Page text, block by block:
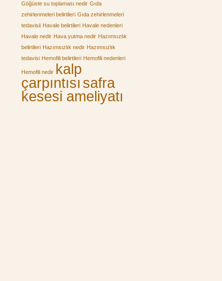
Göğüste su toplaması nedir Gıda
zehirlenmeleri belirtileri Gıda zehirlenmeleri
tedavisii Havale belirtileri Havale nedenleri
Havale nedir Hava yutma nedir Hazımsızlık
belirtileri Hazımsızlık nedir Hazımsızlık
tedavisi Hemofili belirtileri Hemofili nedenleri
Hemofili nedir kalp
çarpıntısı safra
kesesi ameliyatı